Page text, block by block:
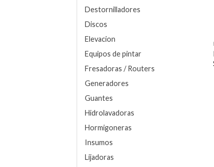
Destornilladores
Discos
Elevacion
Equipos de pintar
Fresadoras / Routers
Generadores
Guantes
Hidrolavadoras
Hormigoneras
Insumos
Lijadoras